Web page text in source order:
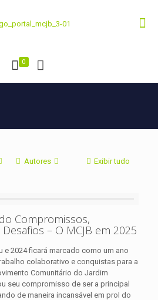
0
Autores Exibir tudo
Compromissos,
– O MCJB em 2025
e 2024 ficará marcado como um ano
colaborativo e conquistas para a
Comunitário do Jardim
seu compromisso de ser a principal
de maneira incansável em prol do